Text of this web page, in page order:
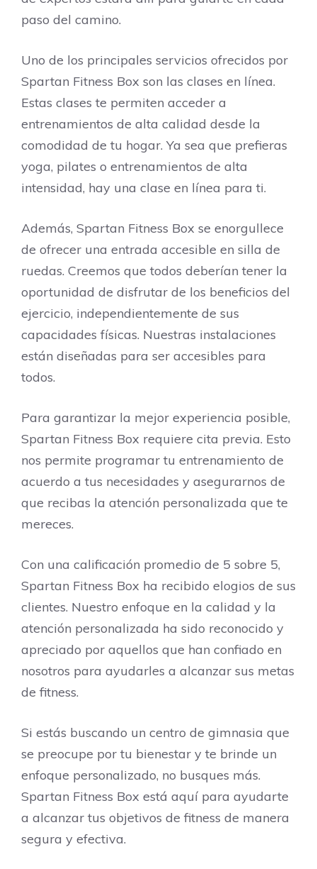
paso del camino.
Uno de los principales servicios ofrecidos por
Spartan Fitness Box son las clases en línea.
Estas clases te permiten acceder a
entrenamientos de alta calidad desde la
comodidad de tu hogar. Ya sea que prefieras
yoga, pilates o entrenamientos de alta
intensidad, hay una clase en línea para ti.
Además, Spartan Fitness Box se enorgullece
de ofrecer una entrada accesible en silla de
ruedas. Creemos que todos deberían tener la
oportunidad de disfrutar de los beneficios del
ejercicio, independientemente de sus
capacidades físicas. Nuestras instalaciones
están diseñadas para ser accesibles para
todos.
Para garantizar la mejor experiencia posible,
Spartan Fitness Box requiere cita previa. Esto
nos permite programar tu entrenamiento de
acuerdo a tus necesidades y asegurarnos de
que recibas la atención personalizada que te
mereces.
Con una calificación promedio de 5 sobre 5,
Spartan Fitness Box ha recibido elogios de sus
clientes. Nuestro enfoque en la calidad y la
atención personalizada ha sido reconocido y
apreciado por aquellos que han confiado en
nosotros para ayudarles a alcanzar sus metas
de fitness.
Si estás buscando un centro de gimnasia que
se preocupe por tu bienestar y te brinde un
enfoque personalizado, no busques más.
Spartan Fitness Box está aquí para ayudarte
a alcanzar tus objetivos de fitness de manera
segura y efectiva.